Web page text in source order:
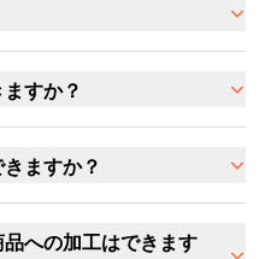
すか？
ますか？
への加工はできます